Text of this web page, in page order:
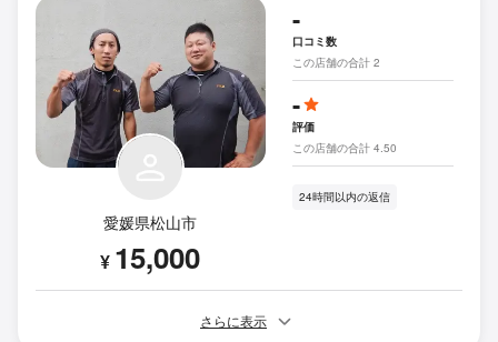
愛媛県松山市
¥ 15,000
-
口コミ数
この店舗の合計 2
-
評価
この店舗の合計 4.50
24時間以内の返信
さらに表示